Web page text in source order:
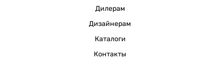
Дилерам
Дизайнерам
Каталоги
Контакты